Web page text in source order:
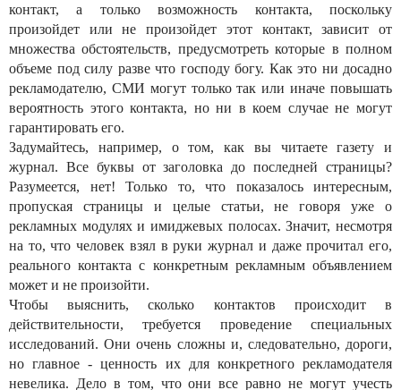
контакт, а только возможность контакта, поскольку
произойдет или не произойдет этот контакт, зависит от
множества обстоятельств, предусмотреть которые в полном
объеме под силу разве что господу богу. Как это ни досадно
рекламодателю, СМИ могут только так или иначе повышать
вероятность этого контакта, но ни в коем случае не могут
гарантировать его.
Задумайтесь, например, о том, как вы читаете газету и
журнал. Все буквы от заголовка до последней страницы?
Разумеется, нет! Только то, что показалось интересным,
пропуская страницы и целые статьи, не говоря уже о
рекламных модулях и имиджевых полосах. Значит, несмотря
на то, что человек взял в руки журнал и даже прочитал его,
реального контакта с конкретным рекламным объявлением
может и не произойти.
Чтобы выяснить, сколько контактов происходит в
действительности, требуется проведение специальных
исследований. Они очень сложны и, следовательно, дороги,
но главное - ценность их для конкретного рекламодателя
невелика. Дело в том, что они все равно не могут учесть